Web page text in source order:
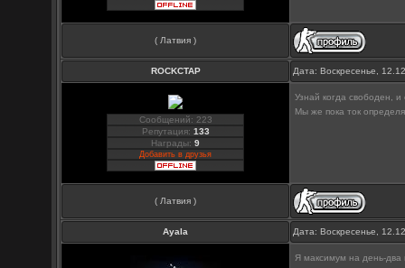
( Латвия )
ROCKCTAP Дата: Воскресенье,
Сообщений: 223
Репутация: 133
Награды:9
Добавить в друзья
Узнай когда свободен,
Мы же пока ток
( Латвия )
Ayala Дата: Воскресенье,
Я максимум на день-два